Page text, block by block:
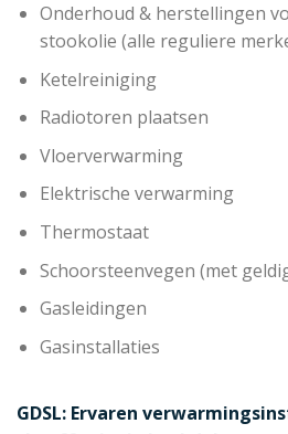
Onderhoud & herstellingen
stookolie (alle reguliere
Ketelreiniging
Radiotoren plaatsen
Vloerverwarming
Elektrische verwarming
Thermostaat
Schoorsteenvegen (met
Gasleidingen
Gasinstallaties
GDSL: Ervaren